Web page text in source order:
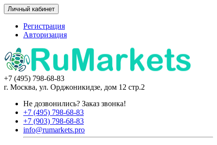
Личный кабинет
Регистрация
Авторизация
+7 (495) 798-68-83
г. Москва, ул. Орджоникидзе, дом 12 стр.2
Не дозвонились? Заказ звонка!
+7 (495) 798-68-83
+7 (903) 798-68-83
info@rumarkets.pro